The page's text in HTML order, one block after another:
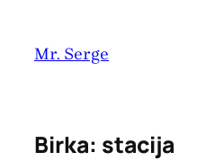
saturu
Mr. Serge
Birka: stacija